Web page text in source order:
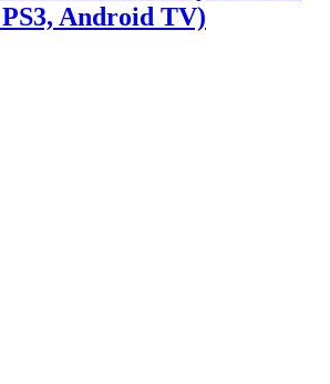
PS3, Android TV)